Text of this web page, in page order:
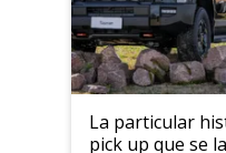
La particular
pick up que se